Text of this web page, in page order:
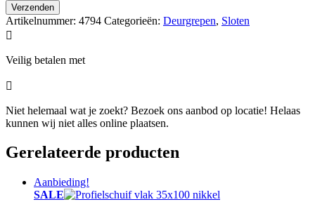
Artikelnummer: 4794 Categorieën: Deurgrepen, Sloten

Veilig betalen met

Niet helemaal wat je zoekt? Bezoek ons aanbod op locatie! Helaas
kunnen wij niet alles online plaatsen.
Gerelateerde producten
Aanbieding!
SALE